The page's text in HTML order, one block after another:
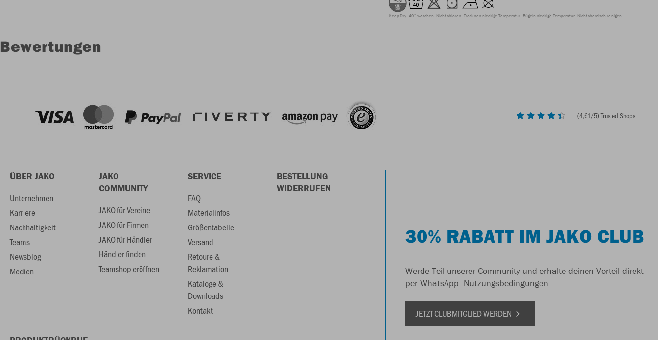
Keep Dry 40° waschen Nicht chloren Trocknen niedrige Temperatur Bügeln niedrige Temperatur Nicht chemisch reinigen
Bewertungen
(4,61/5) Trusted Shops
ÜBER JAKO
Unternehmen
Karriere
Nachhaltigkeit
Teams
Newsblog
Medien
JAKO
COMMUNITY
JAKO für Vereine
JAKO für Firmen
JAKO für Händler
Händler finden
Teamshop eröffnen
SERVICE
FAQ
Materialinfos
Größentabelle
Versand
Retoure &
Reklamation
Kataloge &
Downloads
Kontakt
BESTELLUNG
WIDERRUFEN
30% RABATT IM JAKO CLUB
Werde Teil unserer Community und erhalte deinen Vorteil direkt
per WhatsApp. Nutzungsbedingungen
JETZT CLUBMITGLIED WERDEN